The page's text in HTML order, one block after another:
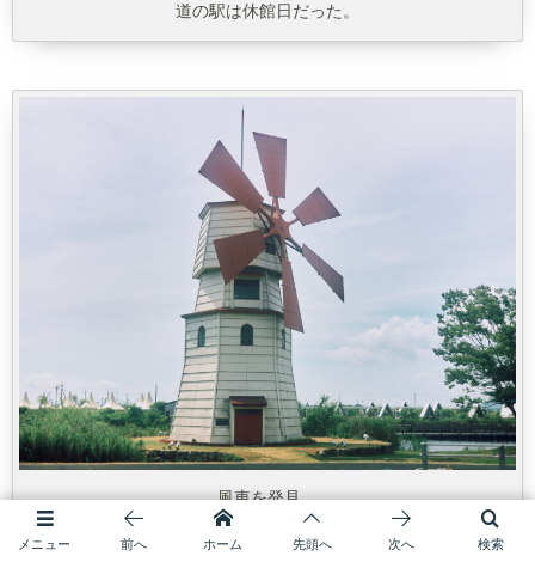
道の駅は休館日だった。
風車を発見。
メニュー 検索
前へ ホーム 先頭へ 次へ